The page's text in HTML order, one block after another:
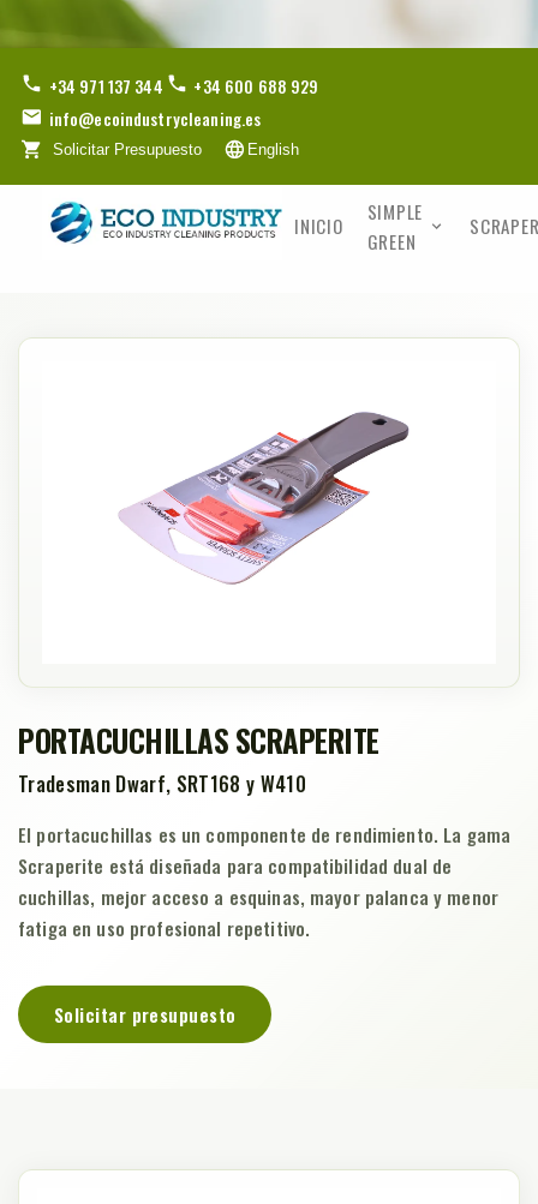
+34 971 137 344
+34 600 688 929
info@ecoindustrycleaning.es
Solicitar Presupuesto English
INICIO
SIMPLE
GREEN
PORTACUCHILLAS SCRAPERITE
Tradesman Dwarf, SRT168 y W410
El portacuchillas es un componente de rendimiento. La gama
Scraperite está diseñada para compatibilidad dual de
cuchillas, mejor acceso a esquinas, mayor palanca y menor
fatiga en uso profesional repetitivo.
Solicitar presupuesto